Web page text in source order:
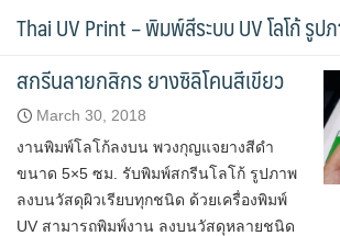
Thai UV Print – พิมพ์สีระบบ UV โลโก้ รูป
Tag:พิมพ์ยางซิลิโคน
สกรีนลายกสิกร ยางซิลิโคนสีเขียว
March 30, 2018
งานพิมพ์โลโก้ลงบน พวงกุญแจยางสีดำ
ขนาด 5×5 ซม. รับพิมพ์สกรีนโลโก้ รูปภาพ
ลงบนวัสดุผิวเรียบทุกชนิด ด้วยเครื่องพิมพ์
UV สามารถพิมพ์งาน ลงบนวัสดุหลายชนิด